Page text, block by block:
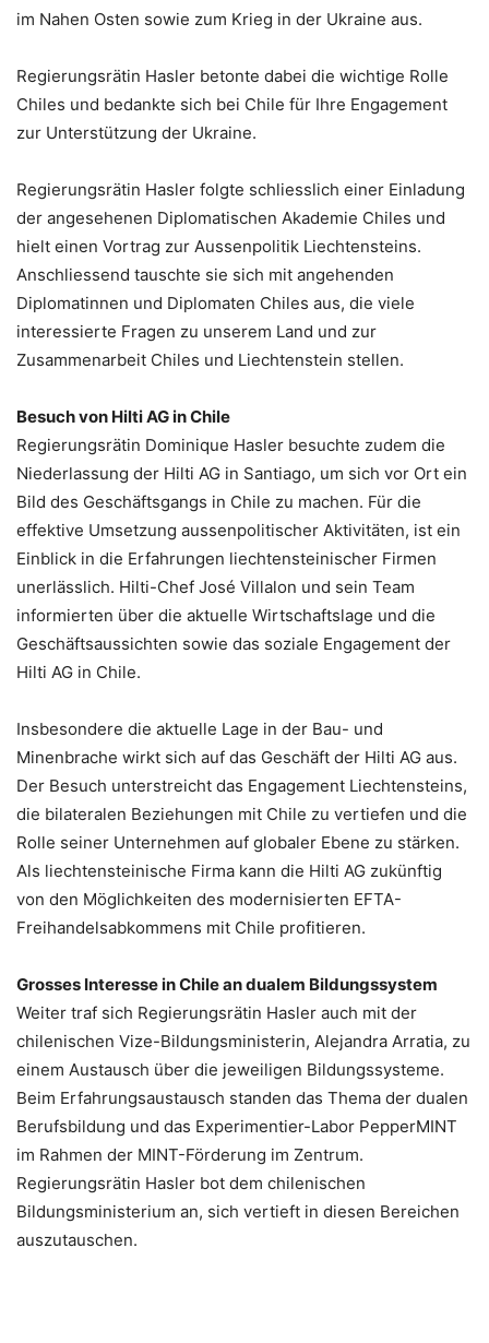
im Nahen Osten sowie zum Krieg in der Ukraine aus.
Regierungsrätin Hasler betonte dabei die wichtige Rolle
Chiles und bedankte sich bei Chile für Ihre Engagement
zur Unterstützung der Ukraine.
Regierungsrätin Hasler folgte schliesslich einer Einladung
der angesehenen Diplomatischen Akademie Chiles und
hielt einen Vortrag zur Aussenpolitik Liechtensteins.
Anschliessend tauschte sie sich mit angehenden
Diplomatinnen und Diplomaten Chiles aus, die viele
interessierte Fragen zu unserem Land und zur
Zusammenarbeit Chiles und Liechtenstein stellen.
Besuch von Hilti AG in Chile
Regierungsrätin Dominique Hasler besuchte zudem die
Niederlassung der Hilti AG in Santiago, um sich vor Ort ein
Bild des Geschäftsgangs in Chile zu machen. Für die
effektive Umsetzung aussenpolitischer Aktivitäten, ist ein
Einblick in die Erfahrungen liechtensteinischer Firmen
unerlässlich. Hilti-Chef José Villalon und sein Team
informierten über die aktuelle Wirtschaftslage und die
Geschäftsaussichten sowie das soziale Engagement der
Hilti AG in Chile.
Insbesondere die aktuelle Lage in der Bau- und
Minenbrache wirkt sich auf das Geschäft der Hilti AG aus.
Der Besuch unterstreicht das Engagement Liechtensteins,
die bilateralen Beziehungen mit Chile zu vertiefen und die
Rolle seiner Unternehmen auf globaler Ebene zu stärken.
Als liechtensteinische Firma kann die Hilti AG zukünftig
von den Möglichkeiten des modernisierten EFTA-
Freihandelsabkommens mit Chile profitieren.
Grosses Interesse in Chile an dualem Bildungssystem
Weiter traf sich Regierungsrätin Hasler auch mit der
chilenischen Vize-Bildungsministerin, Alejandra Arratia, zu
einem Austausch über die jeweiligen Bildungssysteme.
Beim Erfahrungsaustausch standen das Thema der dualen
Berufsbildung und das Experimentier-Labor PepperMINT
im Rahmen der MINT-Förderung im Zentrum.
Regierungsrätin Hasler bot dem chilenischen
Bildungsministerium an, sich vertieft in diesen Bereichen
auszutauschen.